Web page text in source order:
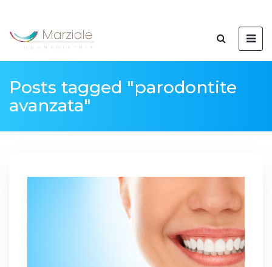
Posts tagged "parodontite
avanzata"